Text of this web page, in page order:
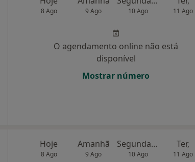
8 Ago 9 Ago 10 Ago 11 Ago
O agendamento online não está
disponível
Mostrar número
Hoje
8 Ago
Amanhã
9 Ago
Segunda-feira
10 Ago
Ter,
11 Ago